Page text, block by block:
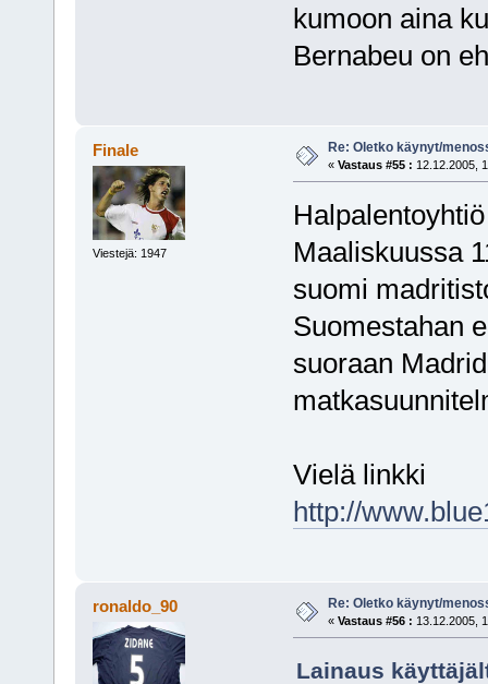
kumoon aina
Bernabeu on
Finale
Viestejä: 1947
Re: Oletko käynyt/
« Vastaus #55 : 12.12.2005,
Maaliskuussa
suomi
Suomestahan
suoraan
Vielä linkki
http://
ronaldo_90 Re: Oletko käynyt/
« Vastaus #56 : 13.12.2005,
Lainaus